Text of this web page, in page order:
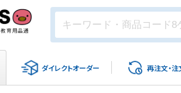
育用品通
ダイレクトオーダー 再注文・注